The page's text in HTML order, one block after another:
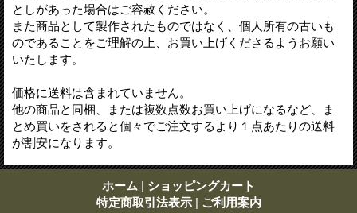
としがあった場合はご容赦ください。
また商品として製作されたものではなく、個人所有の古いも
のであることをご理解の上、お買い上げくださるようお願い
いたします。
価格に送料は含まれていません。
他の商品と同梱、または複数点数お買い上げになるなど、ま
とめ買いをされると個々でご注文するより１点あたりの送料
が割安になります。
ホーム | ショッピングカート
特定商取引法表示 | ご利用案内